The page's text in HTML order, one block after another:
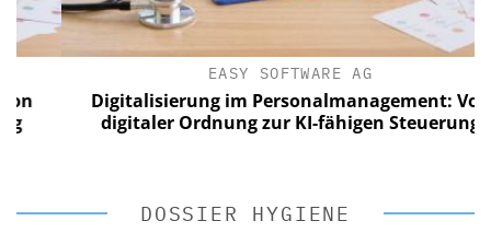
EASY SOFTWARE AG
Digitalisierung im Personalmanagement: Von
digitaler Ordnung zur KI-fähigen Steuerung
DOSSIER HYGIENE